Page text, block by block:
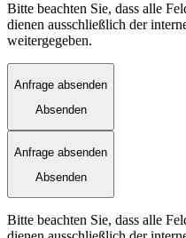
Bitte beachten Sie, dass alle
dienen ausschließlich der
weitergegeben.
Anfrage absenden
Absenden
Anfrage absenden
Absenden
Bitte beachten Sie, dass alle